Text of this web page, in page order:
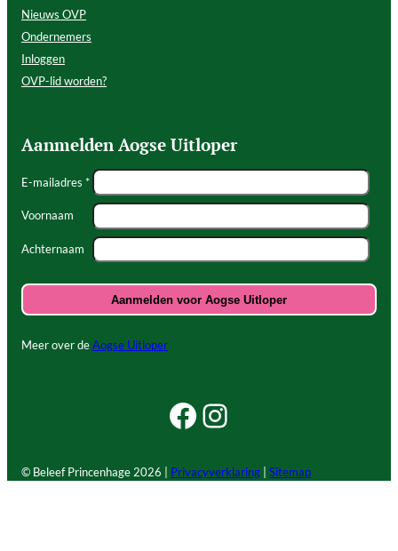
Nieuws OVP
Ondernemers
Inloggen
OVP-lid worden?
Aanmelden Aogse Uitloper
E-mailadres *
Voornaam
Achternaam
Meer over deAogse Uitloper
Facebook Beleef Princenhage
Instagram Beleef Princenhage
© Beleef Princenhage 2026 | Privacyverklaring Sitemap